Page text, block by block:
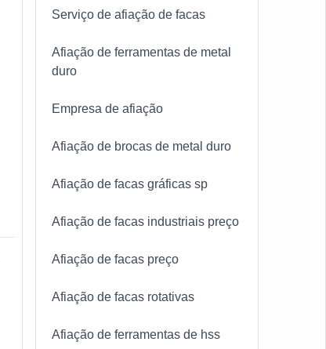
Serviço de afiação de facas
Afiação de ferramentas de metal
duro
Empresa de afiação
Afiação de brocas de metal duro
Afiação de facas gráficas sp
Afiação de facas industriais preço
Afiação de facas preço
Afiação de facas rotativas
Afiação de ferramentas de hss